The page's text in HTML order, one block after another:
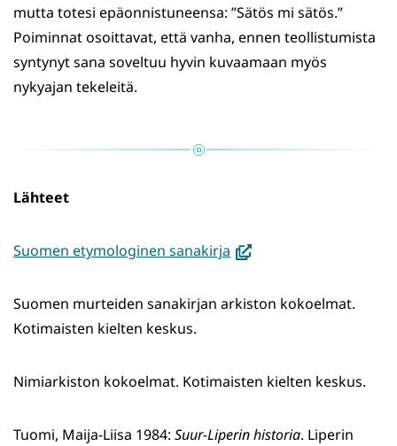
mutta totesi epäonnistuneensa: ”Sätös mi sätös.”
Poiminnat osoittavat, että vanha, ennen teollistumista
syntynyt sana soveltuu hyvin kuvaamaan myös
nykyajan tekeleitä.
Lähteet
Suomen etymologinen sanakirja (avautuu
ikkunaan,
palveluun)
Suomen murteiden sanakirjan arkiston kokoelmat.
Kotimaisten kielten keskus.
Nimiarkiston kokoelmat. Kotimaisten kielten keskus.
Tuomi, Maija-Liisa 1984: Suur-Liperin historia. Liperin